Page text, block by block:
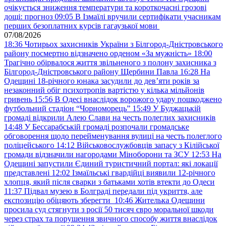
очікується зниження температури та короткочасні грозові
дощі: прогноз 09:05 В Ізмаїлі вручили сертифікати учасникам
перших безоплатних курсів гагаузької мови
07/08/2026
18:36 Чотирьох захисників України з Білгород-Дністровського
району посмертно відзначено орденом «За мужність» 18:00
Трагічно обірвалося життя звільненого з полону захисника з
Білгород-Дністровського району Щербини Павла 16:28 На
Одещині 18-річного юнака засудили до дев’яти років за
незаконний обіг психотропів вартістю у кілька мільйонів
гривень 15:56 В Одесі внаслідок ворожого удару пошкоджено
футбольний стадіон “Чорноморець” 15:49 У Буджацькій
громаді відкрили Алею Слави на честь полеглих захисників
14:48 У Бессарабській громаді розпочали громадське
обговорення щодо перейменування вулиці на честь полеглого
поліцейського 14:12 Військовослужбовців запасу з Кілійської
громади відзначили нагородами Міноборони та ЗСУ 12:53 На
Одещині запустили Єдиний туристичний портал: які локації
представлені 12:02 Ізмаїльські гвардійці виявили 12-річного
хлопця, який після сварки з батьками хотів втекти до Одеси
11:37 Підвал музею в Болграді передали під укриття, але
експозицію обіцяють зберегти 10:46 Жителька Одещини
просила суд стягнути з росії 50 тисяч євро моральної шкоди
через страх та порушення звичного способу життя внаслідок